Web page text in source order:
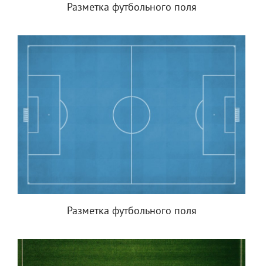
Разметка футбольного поля
Разметка футбольного поля